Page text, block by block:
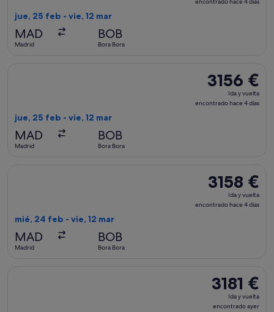
jue, 25 feb - vie, 12 mar
MAD
Madrid
BOB
Bora Bora
3156 €
Ida
y
3156 €
Ida y vuelta
encontrado hace 4 días
jue, 25 feb - vie, 12 mar
MAD
Madrid
BOB
Bora Bora
3158 €
Ida
y
3158 €
Ida y vuelta
encontrado hace 4 días
mié, 24 feb - vie, 12 mar
MAD
Madrid
BOB
Bora Bora
3181 €
Ida
y
3181 €
Ida y vuelta
encontrado ayer